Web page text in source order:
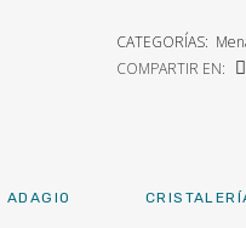
CATEGORÍAS:
COMPARTIR EN:
ADAGIO